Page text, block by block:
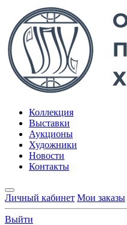
Коллекция
Выставки
Аукционы
Художники
Новости
Контакты
Личный кабинет Мои заказы
Выйти